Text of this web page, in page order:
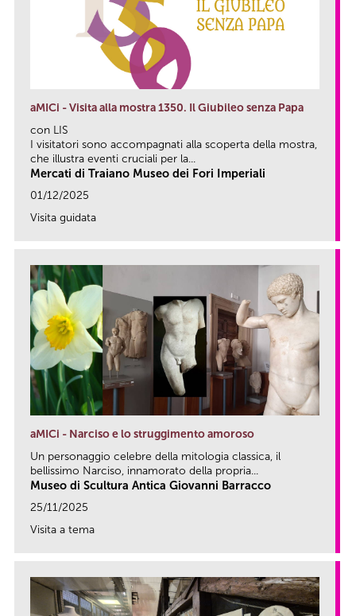
aMICi - Visita alla mostra 1350. Il Giubileo senza Papa
con LIS
I visitatori sono accompagnati alla scoperta della mostra,
che illustra eventi cruciali per la...
Mercati di Traiano Museo dei Fori Imperiali
01/12/2025
Visita guidata
aMICi - Narciso e lo struggimento amoroso
Un personaggio celebre della mitologia classica, il
bellissimo Narciso, innamorato della propria...
Museo di Scultura Antica Giovanni Barracco
25/11/2025
Visita a tema